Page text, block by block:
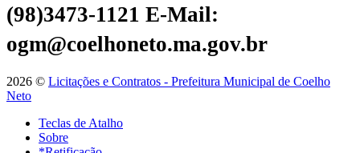
(98)3473-1121 E-Mail:
ogm@coelhoneto.ma.gov.br
2026 © Licitações e Contratos - Prefeitura Municipal de Coelho
Neto
Teclas de Atalho
Sobre